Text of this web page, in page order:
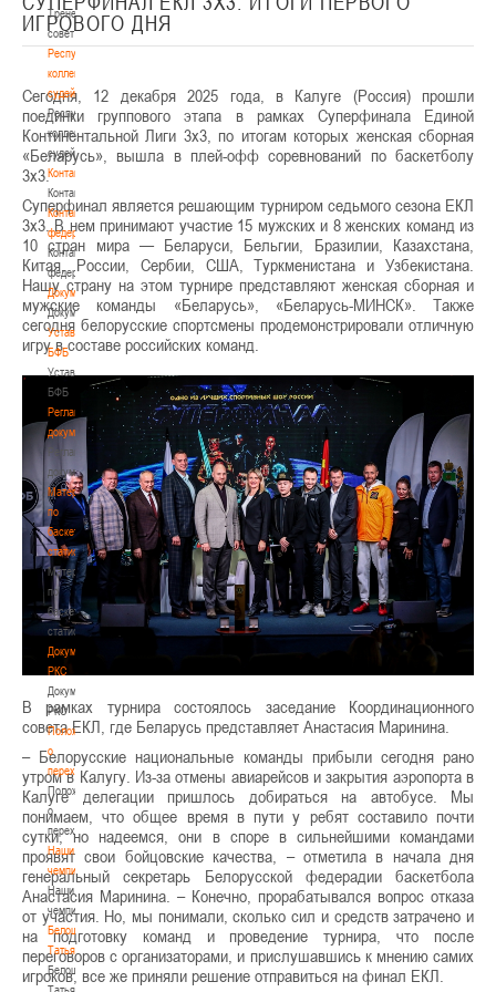
Тренерский
совет
Республиканская
коллегия
судей
Республиканская
коллегия
судей
Контакты
Контакты
Контакты
федерации
Контакты
федерации
Документы
Документы
Устав
БФБ
Устав
БФБ
Регламентирующие
документы
Регламентирующие
документы
Материалы
по
баскетбольной
статистике
Материалы
по
баскетбольной
статистике
Документы
РКС
Документы
РКС
Положение
о
переходах
Положение
о
переходах
Наши
чемпионы
Наши
чемпионы
Белошапко
Татьяна
Белошапко
Татьяна
ИГРОВОГО ДНЯ
Сегодня, 12 декабря 2025 года, в Калуге (Россия) прошли
поединки группового этапа в рамках Суперфинала Единой
Континентальной Лиги 3х3, по итогам которых женская сборная
«Беларусь», вышла в плей-офф соревнований по баскетболу
3х3.
Суперфинал является решающим турниром седьмого сезона ЕКЛ
3х3. В нем принимают участие 15 мужских и 8 женских команд из
10 стран мира — Беларуси, Бельгии, Бразилии, Казахстана,
Китая, России, Сербии, США, Туркменистана и Узбекистана.
Нашу страну на этом турнире представляют женская сборная и
мужские команды «Беларусь», «Беларусь-МИНСК». Также
сегодня белорусские спортсмены продемонстрировали отличную
игру в составе российских команд.
В рамках турнира состоялось заседание Координационного
совета ЕКЛ, где Беларусь представляет Анастасия Маринина.
– Белорусские национальные команды прибыли сегодня рано
утром в Калугу. Из-за отмены авиарейсов и закрытия аэропорта в
Калуге делегации пришлось добираться на автобусе. Мы
понимаем, что общее время в пути у ребят составило почти
сутки, но надеемся, они в споре в сильнейшими командами
проявят свои бойцовские качества, – отметила в начала дня
генеральный секретарь Белорусской федерадии баскетбола
Анастасия Маринина. – Конечно, прорабатывался вопрос отказа
от участия. Но, мы понимали, сколько сил и средств затрачено и
на подготовку команд и проведение турнира, что после
переговоров с организаторами, и прислушавшись к мнению самих
игроков, все же приняли решение отправиться на финал ЕКЛ.